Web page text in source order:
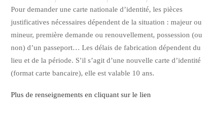
Pour demander une carte nationale d’identité, les pièces
justificatives nécessaires dépendent de la situation : majeur ou
mineur, première demande ou renouvellement, possession (ou
non) d’un passeport… Les délais de fabrication dépendent du
lieu et de la période. S’il s’agit d’une nouvelle carte d’identité
(format carte bancaire), elle est valable 10 ans.
Plus de renseignements en cliquant sur le lien